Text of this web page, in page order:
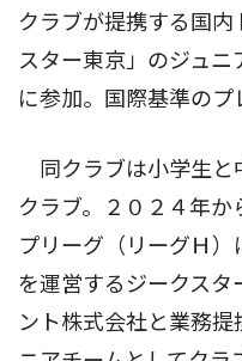
クラブが提携する国
スター東京」のジュ
に参加。国際基準のプ
同クラブは小学生と
クラブ。２０２４年
プリーグ（リーグＨ
を運営するジークスタ
ント株式会社と業務